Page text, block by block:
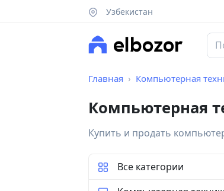
Узбекистан
Главная Компьютерная
Компьютерная
Купить и продать
Все категории